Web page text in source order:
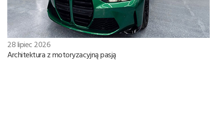
28 lipiec 2026
Architektura z motoryzacyjną pasją